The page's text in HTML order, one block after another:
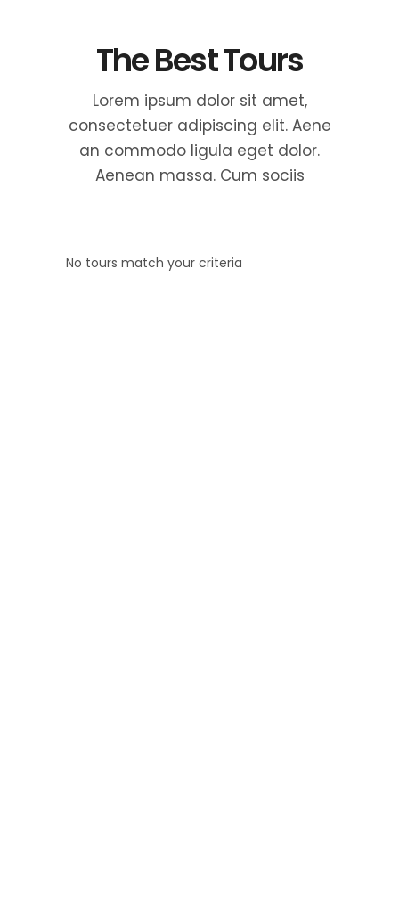
The Best Tours
Lorem ipsum dolor sit amet,
consectetuer adipiscing elit. Aene
an commodo ligula eget dolor.
Aenean massa. Cum sociis
No tours match your criteria